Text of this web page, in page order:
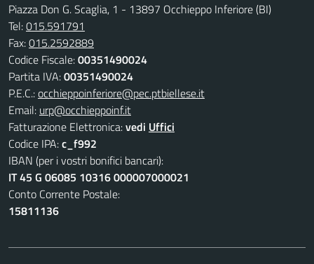
Piazza Don G. Scaglia, 1 - 13897 Occhieppo Inferiore (BI)
Tel:015.591791
Fax:015.2592889
Codice Fiscale:00351490024
Partita IVA:00351490024
P.E.C.:occhieppoinferiore@pec.ptbiellese.it
Email: urp@occhieppoinf.it
Fatturazione Elettronica:vedi Uffici
Codice IPA:c_f992
IBAN (per i vostri bonifici bancari):
IT 45 G 06085 10316 000007000021
Conto Corrente Postale:
15811136